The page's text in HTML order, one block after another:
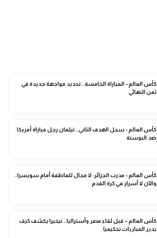
كأس العالم - المباراة الخامسة.. تحديد مواجهة جديدة في
ثمن النهائي
كأس العالم - سجل الهدف الثاني.. تيلمان رجل مباراة أمريكا
ضد البوسنة
كأس العالم - مدرب الجزائر: لا مجال للعاطفة أمام سويسرا..
والآن لا أسرار في كرة القدم
كأس العالم – قبل لقاء مصر وأستراليا.. تيخيرا يكشف كيف
يدير المباريات تحكيميا